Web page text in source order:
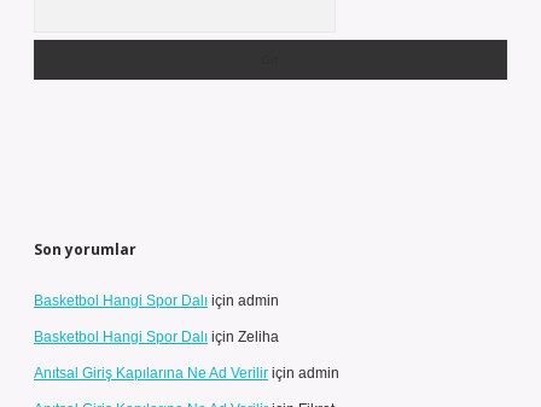
Son yorumlar
Basketbol Hangi Spor Dalı için admin
Basketbol Hangi Spor Dalı için Zeliha
Anıtsal Giriş Kapılarına Ne Ad Verilir için admin